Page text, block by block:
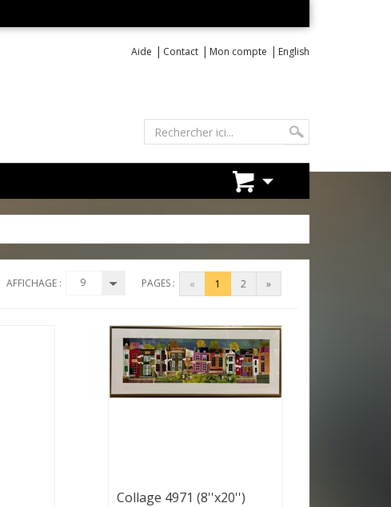
Aide | Contact | Mon compte | English
AFFICHAGE : 9 PAGES : « 1 2 »
Collage 4971 (8''x20'')